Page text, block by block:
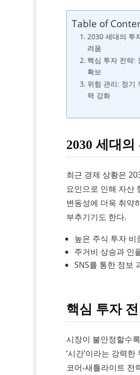
Table of
2030 세대의 투
려움
핵심 투자 전략:
확보
위험 관리: 정기
력 강화
2030 세대
최근 경제 상황은
요인으로 인해 자산
변동성에 더욱 취약
부추기기도 한다.
높은 주식 투자
주거비 상승과 인
SNS를 통한 정보
핵심 투자
시장이 불안정할수
‘시간’이라는 강력
코어-새틀라이트 전